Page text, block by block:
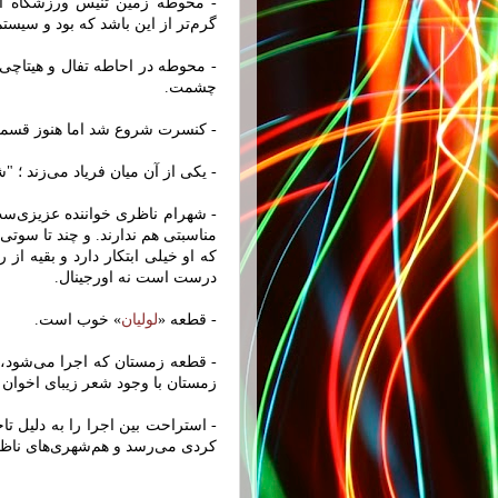
گرم‌تر از این باشد که بود و
- محوطه در احاطه تفال و
چشمت.
- کنسرت شروع شد اما هنوز
- یکی از آن میان فریاد
- شهرام ناظری خواننده
مناسبتی هم ندارند. و چند تا
که او خیلی ابتکار دارد و بقیه
درست است نه اورجینال.
- قطعه «لولیان» خوب است.
- قطعه زمستان که اجرا
زمستان با وجود شعر زیبای
- استراحت بین اجرا را به دلیل
کردی می‌رسد و هم‌شهری‌های